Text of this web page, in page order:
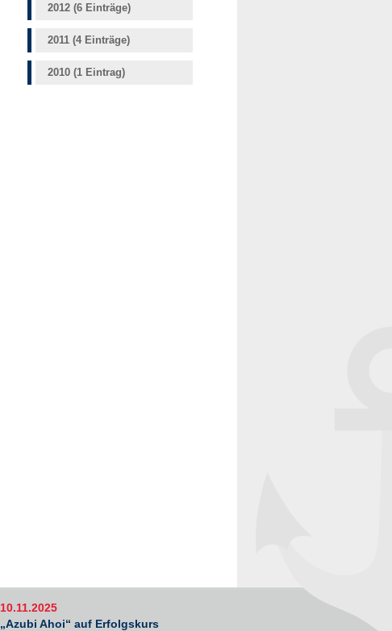
2012 (6 Einträge)
2011 (4 Einträge)
2010 (1 Eintrag)
10.11.2025
„Azubi Ahoi“ auf Erfolgskurs